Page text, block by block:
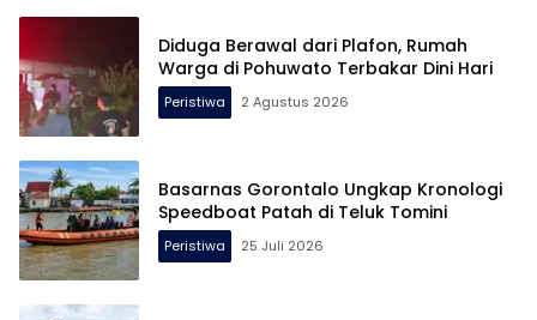
Diduga Berawal dari Plafon, Rumah
Warga di Pohuwato Terbakar Dini Hari
Peristiwa 2 Agustus 2026
Basarnas Gorontalo Ungkap Kronologi
Speedboat Patah di Teluk Tomini
Peristiwa 25 Juli 2026